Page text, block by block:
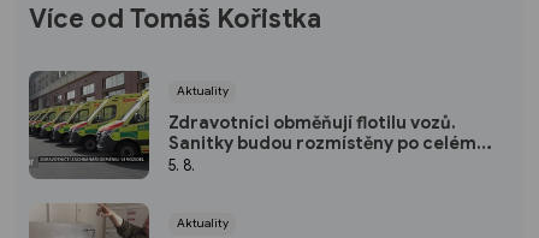
Více od Tomáš Kořistka
Aktuality
Zdravotníci obměňují flotilu vozů.
Sanitky budou rozmístěny po celém
kraji
5. 8.
Aktuality